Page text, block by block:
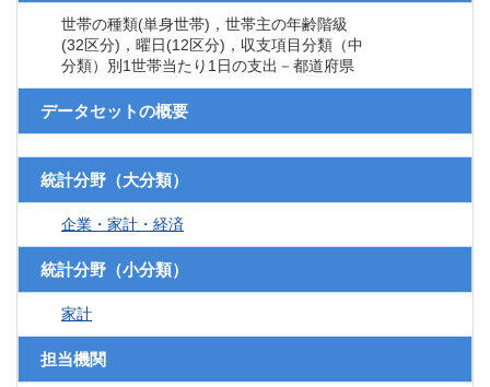
世帯の種類(単身世帯)，世帯主の年齢階級
(32区分)，曜日(12区分)，収支項目分類（中
分類）別1世帯当たり1日の支出－都道府県
データセットの概要
統計分野（大分類）
企業・家計・経済
統計分野（小分類）
家計
担当機関